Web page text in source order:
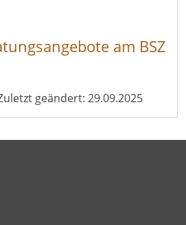
am BSZ
geändert: 29.09.2025